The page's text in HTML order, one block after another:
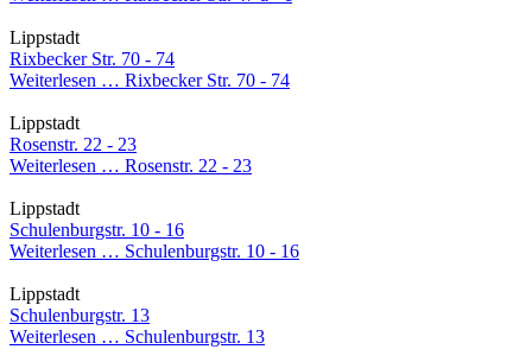
Lippstadt
Rixbecker Str. 70 - 74
Weiterlesen … Rixbecker Str. 70 - 74
Lippstadt
Rosenstr. 22 - 23
Weiterlesen … Rosenstr. 22 - 23
Lippstadt
Schulenburgstr. 10 - 16
Weiterlesen … Schulenburgstr. 10 - 16
Lippstadt
Schulenburgstr. 13
Weiterlesen … Schulenburgstr. 13